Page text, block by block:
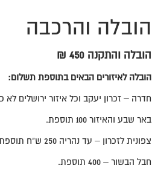
הובלה והרכבה
הובלה והתקנה 450 ₪
הובלה לאיזורים הבאים בתוספת תשלום:
חדרה – זכרון יעקב וכל איזור ירושלים לא כולל
באר שבע והאיזור 100 תוספת.
צפונית לזכרון – עד נהריה 250 ש"ח תוספת – יש ליצור קשר בקישור הווצאפ טרם ההזמנה
חבל הבשור – 400 תוספת.